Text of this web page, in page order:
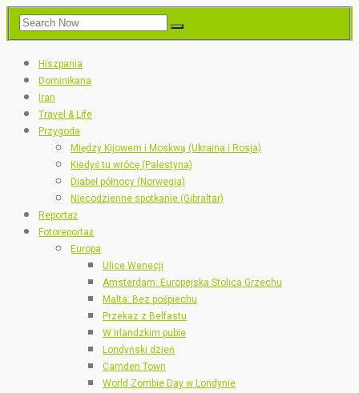
Hiszpania
Dominikana
Iran
Travel & Life
Przygoda
Między Kijowem i Moskwą (Ukraina i Rosja)
Kiedyś tu wrócę (Palestyna)
Diabeł północy (Norwegia)
Niecodzienne spotkanie (Gibraltar)
Reportaż
Fotoreportaż
Europa
Ulice Wenecji
Amsterdam: Europejska Stolica Grzechu
Malta: Bez pośpiechu
Przekaz z Belfastu
W irlandzkim pubie
Londyński dzień
Camden Town
World Zombie Day w Londynie